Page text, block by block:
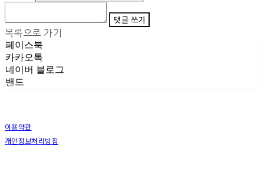
댓글 쓰기
목록으로 가기
페이스북
카카오톡
네이버 블로그
밴드
이용약관
개인정보처리방침